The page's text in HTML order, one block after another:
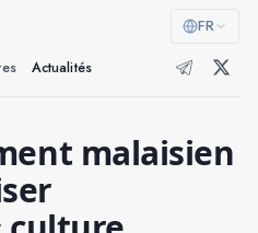
FR
Actualités
malaisien